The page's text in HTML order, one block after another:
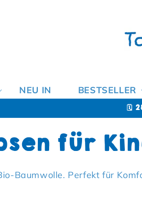
NEU IN BESTSELLER
🗓️
für
Baumwolle. Perfekt für